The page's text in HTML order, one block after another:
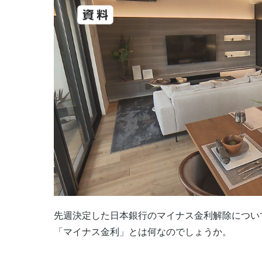
先週決定した日本銀行のマイナス金利解除につ
「マイナス金利」とは何なのでしょうか。